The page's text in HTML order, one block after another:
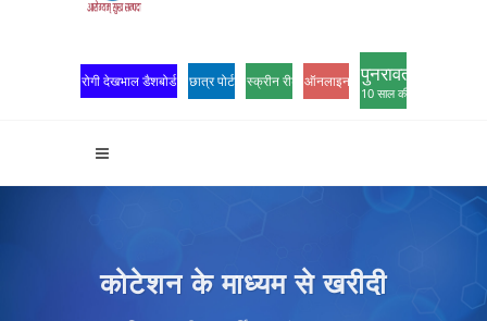
रोगी देखभाल डैशबोर्ड छात्र पोर्टल स्क्रीन रीडर एक्सेसऑनलाइन ओपीडी पंजीकरण
पुनरावर्तन
10 साल की उत्कृष्टता
कोटेशन के माध्यम से खरीदी